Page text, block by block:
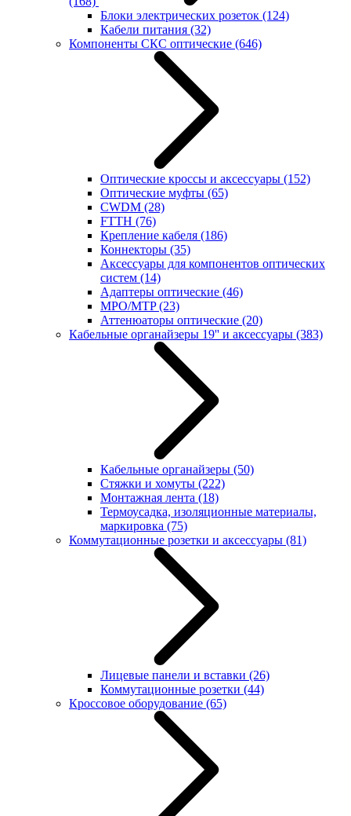
Блоки электрических розеток (124)
Кабели питания (32)
Компоненты СКС оптические (646)
Оптические кроссы и аксессуары (152)
Оптические муфты (65)
CWDM (28)
FTTH (76)
Крепление кабеля (186)
Коннекторы (35)
Аксессуары для компонентов оптических
систем (14)
Адаптеры оптические (46)
MPO/MTP(23)
Аттенюаторы оптические (20)
Кабельные органайзеры 19'' и аксессуары (383)
Кабельные органайзеры (50)
Стяжки и хомуты (222)
Монтажная лента (18)
Термоусадка, изоляционные материалы,
маркировка (75)
Коммутационные розетки и аксессуары (81)
Лицевые панели и вставки (26)
Коммутационные розетки (44)
Кроссовое оборудование (65)